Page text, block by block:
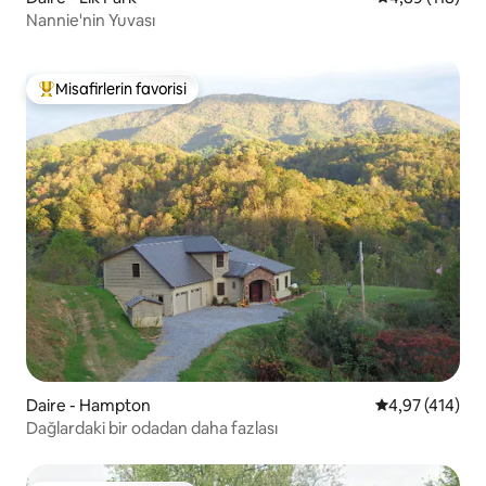
Nannie'nin Yuvası
Misafirlerin favorilerinden en beğenilenler arasında
Misafirlerin favorisi
Daire - Hampton 5 üzerinden
4,97 (414)
Dağlardaki bir odadan daha fazlası